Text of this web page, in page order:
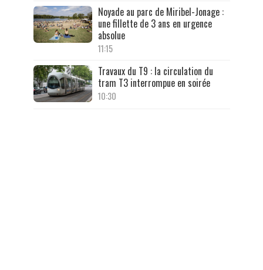
Noyade au parc de Miribel-Jonage :
une fillette de 3 ans en urgence
absolue
11:15
Travaux du T9 : la circulation du
tram T3 interrompue en soirée
10:30